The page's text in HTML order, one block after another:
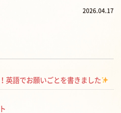
2026.04.17
英語でお願いごとを書きました